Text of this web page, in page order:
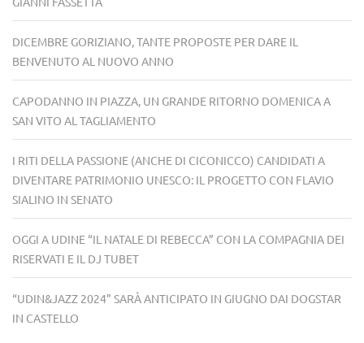
DICEMBRE GORIZIANO, TANTE PROPOSTE PER DARE IL
BENVENUTO AL NUOVO ANNO
CAPODANNO IN PIAZZA, UN GRANDE RITORNO DOMENICA A
SAN VITO AL TAGLIAMENTO
I RITI DELLA PASSIONE (ANCHE DI CICONICCO) CANDIDATI A
DIVENTARE PATRIMONIO UNESCO: IL PROGETTO CON FLAVIO
SIALINO IN SENATO
OGGI A UDINE “IL NATALE DI REBECCA” CON LA COMPAGNIA DEI
RISERVATI E IL DJ TUBET
“UDIN&JAZZ 2024” SARÀ ANTICIPATO IN GIUGNO DAI DOGSTAR
IN CASTELLO